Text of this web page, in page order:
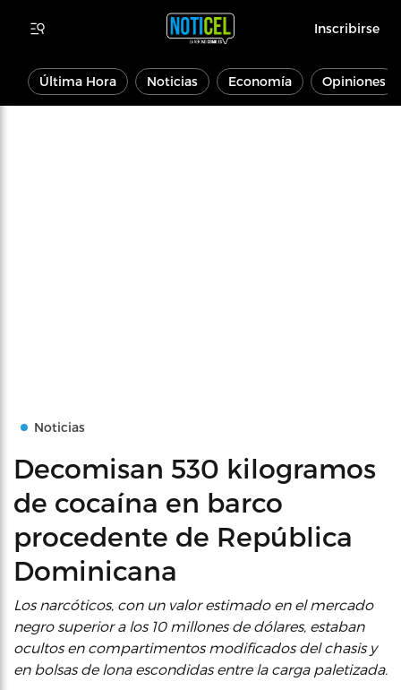
Inscribirse
Última Hora Noticias Economía Opiniones
Noticias
Decomisan 530 kilogramos
de cocaína en barco
procedente de República
Dominicana
Los narcóticos, con un valor estimado en el mercado
negro superior a los 10 millones de dólares, estaban
ocultos en compartimentos modificados del chasis y
en bolsas de lona escondidas entre la carga paletizada.